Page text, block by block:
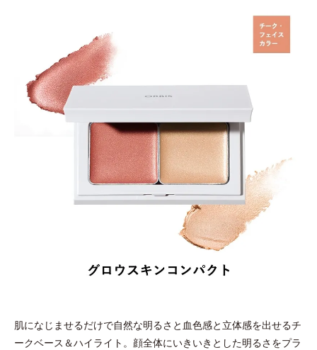
肌になじませるだけで自然な明るさと血色感と立体感を出せるチ
ークベース＆ハイライト。顔全体にいきいきとした明るさをプラ